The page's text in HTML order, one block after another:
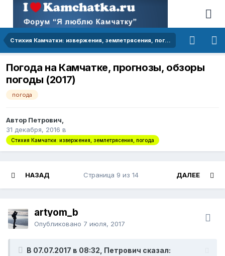
Стихия Камчатки: извержения, землетрясения, погода
Погода на Камчатке, прогнозы, обзоры
погоды (2017)
погода
Автор Петрович,
31 декабря, 2016 в
Стихия Камчатки: извержения, землетрясения, погода
НАЗАД ДАЛЕЕ
Страница 9 из 14
artyom_b
Опубликовано 7 июля, 2017
В 07.07.2017 в 08:32, Петрович сказал: